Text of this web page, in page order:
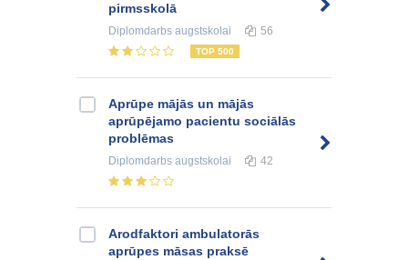
pirmsskolā
Diplomdarbs augstskolai 56
TOP 500
Aprūpe mājās un mājās
aprūpējamo pacientu sociālās
problēmas
Diplomdarbs augstskolai 42
Arodfaktori ambulatorās
aprūpes māsas praksē